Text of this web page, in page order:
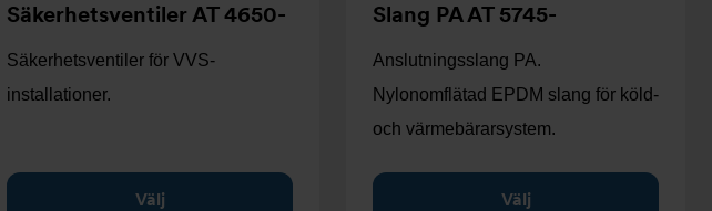
Säkerhetsventiler AT 4650-
Säkerhetsventiler för VVS-
installationer.
Välj
Slang PA AT 5745-
Anslutningsslang PA.
Nylonomflätad EPDM slang för köld-
och värmebärarsystem.
Välj